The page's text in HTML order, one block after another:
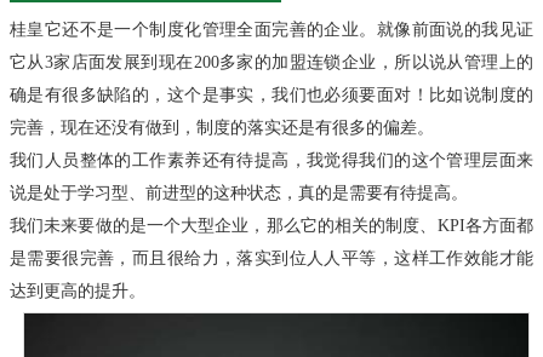
桂皇它还不是一个制度化管理全面完善的企业。 就像前面说的我见证
它从3家店面发展到现在200多家的加盟连锁企业，所以说从管理上的
确是有很多缺陷的，这个是事实，我们也必须要面对！比如说制度的
完善，现在还没有做到，制度的落实还是有很多的偏差。
我们人员整体的工作素养还有待提高，我觉得我们的这个管理层面来
说是处于学习型、前进型的这种状态，真的是需要有待提高。
我们未来要做的是一个大型企业，那么它的相关的制度、KPI各方面都
是需要很完善，而且很给力，落实到位人人平等，这样工作效能才能
达到更高的提升。